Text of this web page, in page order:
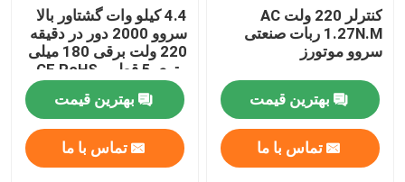
درخواست نقل قول
بازوی ربات یاسکاوا
ربات سه بعدی ویژن
کنترلر 220 ولت AC
1.27N.M ربات صنعتی
سروو موتورز
بهترین قیمت
تماس با ما
4.4 کیلو وات گشتاور بالا
سروو 2000 دور در دقیقه
220 ولت برقی 180 میلی
متری 5 قطبی CE RoHS
استاندارد CNC تراش
بهترین قیمت
تماس با ما